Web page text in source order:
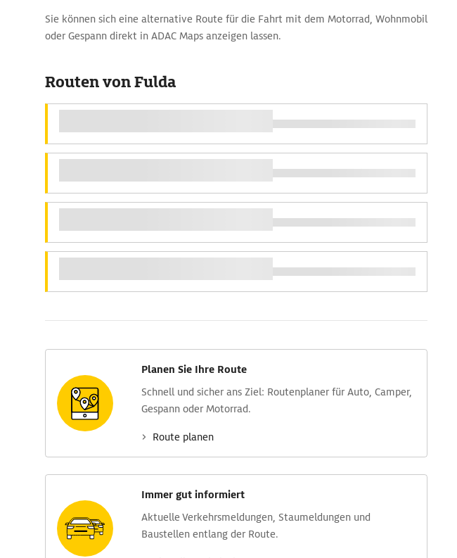
Sie können sich eine alternative Route für die Fahrt mit dem Motorrad, Wohnmobil
oder Gespann direkt in ADAC Maps anzeigen lassen.
Routen von Fulda
Planen Sie Ihre Route
Schnell und sicher ans Ziel: Routen­planer für Auto, Camper,
Gespann oder Motorrad.
Route planen
Immer gut informiert
Aktuelle Verkehrs­meldungen, Stau­meldungen und
Baustellen entlang der Route.